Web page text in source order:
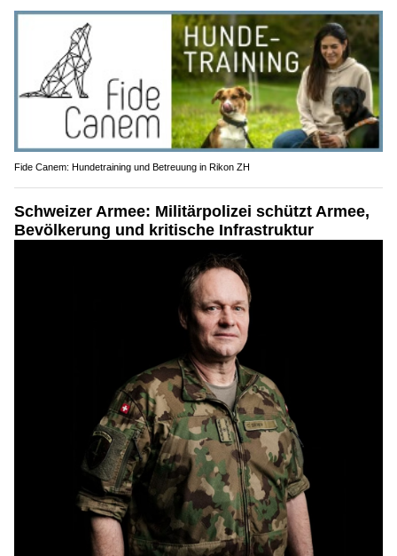
Ihr Partner für Sicherheit und Schutz in der Region Bern-Thun – LDL Security
Fide Canem: Hundetraining und Betreuung in Rikon ZH
Schweizer Armee: Militärpolizei schützt Armee,
Bevölkerung und kritische Infrastruktur